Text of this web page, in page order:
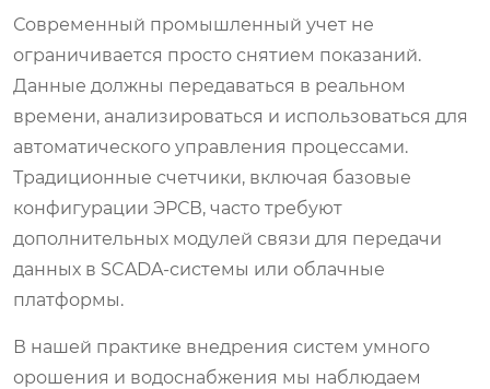
Современный промышленный учет не
ограничивается просто снятием показаний.
Данные должны передаваться в реальном
времени, анализироваться и использоваться для
автоматического управления процессами.
Традиционные счетчики, включая базовые
конфигурации ЭРСВ, часто требуют
дополнительных модулей связи для передачи
данных в SCADA-системы или облачные
платформы.
В нашей практике внедрения систем умного
орошения и водоснабжения мы наблюдаем